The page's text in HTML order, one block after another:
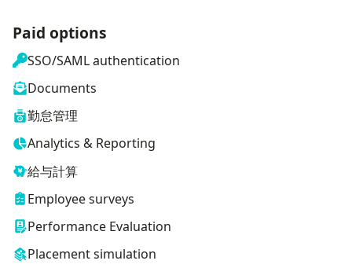
Paid options
SSO/SAML authentication
Documents
勤怠管理
Analytics & Reporting
給与計算
Employee surveys
Performance Evaluation
Placement simulation